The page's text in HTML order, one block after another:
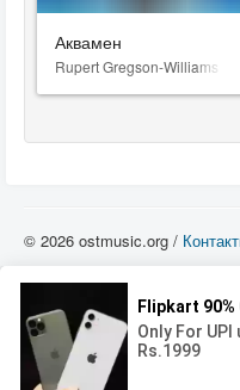
Аквамен
Rupert Gregson-Williams
© 2026 ostmusic.org /
можете использовать такие
использование производится с
вы должны приобрести